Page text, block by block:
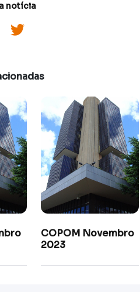
notícia
COPOM Novembro
2023